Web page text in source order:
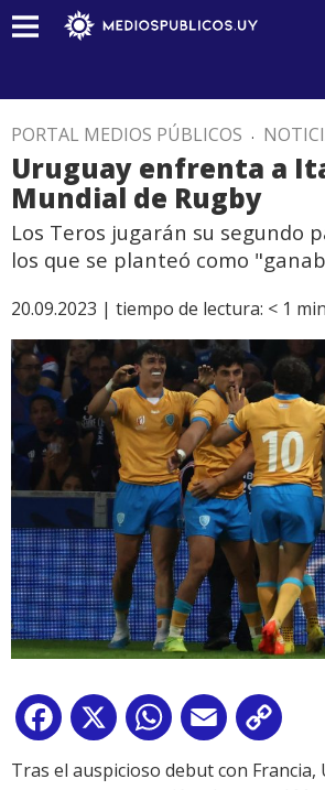
PORTAL MEDIOS PÚBLICOS .
Uruguay enfrenta a
Mundial de Rugby
Los Teros jugarán su segundo
los que se planteó como
20.09.2023 | tiempo de lectura: < 1
Facebook
X WhatsApp
Email
Link
Tras el auspicioso debut con Francia,